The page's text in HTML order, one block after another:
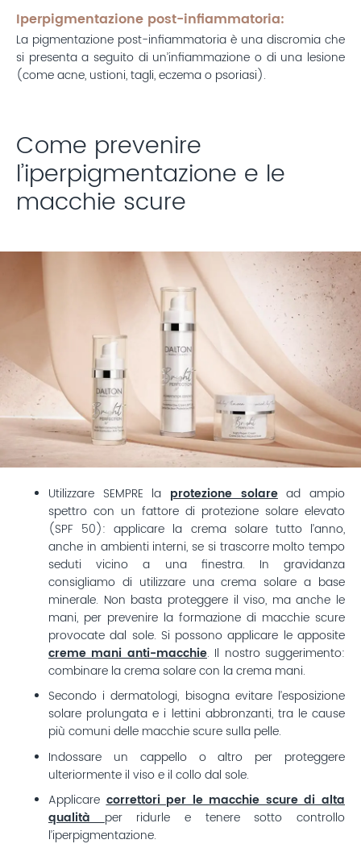
Iperpigmentazione post-infiammatoria:
La pigmentazione post-infiammatoria è una discromia che
si presenta a seguito di un’infiammazione o di una lesione
(come acne, ustioni, tagli, eczema o psoriasi).
Come prevenire
l’iperpigmentazione e le
macchie scure
Utilizzare SEMPRE la protezione solaread ampio
spettro con un fattore di protezione solare elevato
(SPF 50): applicare la crema solare tutto l’anno,
anche in ambienti interni, se si trascorre molto tempo
seduti vicino a una finestra. In gravidanza
consigliamo di utilizzare una crema solare a base
minerale. Non basta proteggere il viso, ma anche le
mani, per prevenire la formazione di macchie scure
provocate dal sole. Si possono applicare le apposite
creme mani anti-macchie. Il nostro suggerimento:
combinare la crema solare con la crema mani.
Secondo i dermatologi, bisogna evitare l’esposizione
solare prolungata e i lettini abbronzanti, tra le cause
più comuni delle macchie scure sulla pelle.
Indossare un cappello o altro per proteggere
ulteriormente il viso e il collo dal sole.
Applicarecorrettori per le macchie scure di alta
qualità
per ridurle e tenere sotto controllo
l’iperpigmentazione.